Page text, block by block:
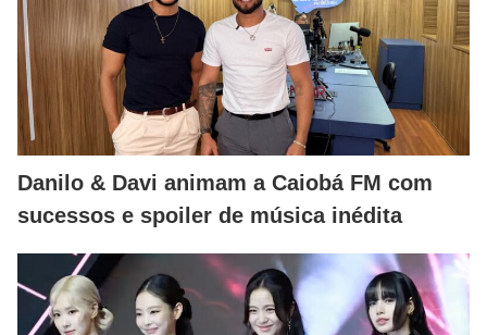
Danilo & Davi animam a Caiobá FM com
sucessos e spoiler de música inédita